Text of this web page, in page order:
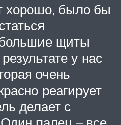
хорошо, было бы
щиты
у нас
очень
реагирует
делает с